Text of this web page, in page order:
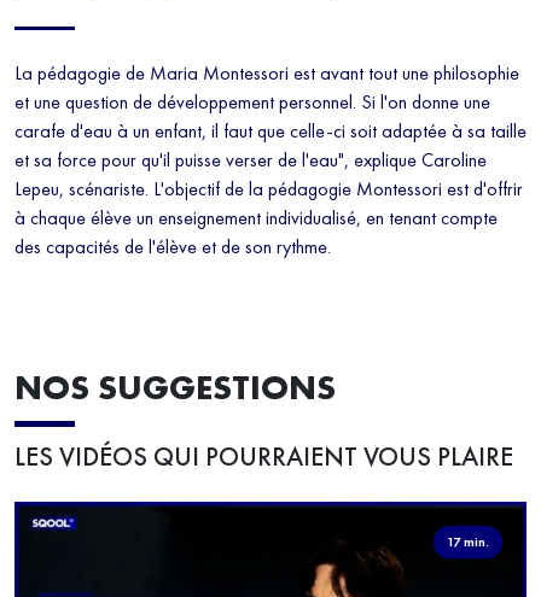
La pédagogie de Maria Montessori est avant tout une philosophie
et une question de développement personnel. Si l'on donne une
carafe d'eau à un enfant, il faut que celle-ci soit adaptée à sa taille
et sa force pour qu'il puisse verser de l'eau", explique Caroline
Lepeu, scénariste. L'objectif de la pédagogie Montessori est d'offrir
à chaque élève un enseignement individualisé, en tenant compte
des capacités de l'élève et de son rythme.
NOS SUGGESTIONS
LES VIDÉOS QUI POURRAIENT VOUS PLAIRE
17 min.